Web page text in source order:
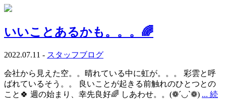
いいことあるかも。。。🌈
2022.07.11 - スタッフブログ
会社から見えた空。。晴れている中に虹が。。。 彩雲と呼
ばれているそう。。 良いことが起きる前触れのひとつとの
こと🍀 週の始まり、幸先良好🌈 しあわせ。。(❁´◡`❁) ... 続